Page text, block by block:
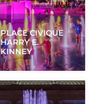
PLACE CIVIQUE
HARRY E.
KINNEY